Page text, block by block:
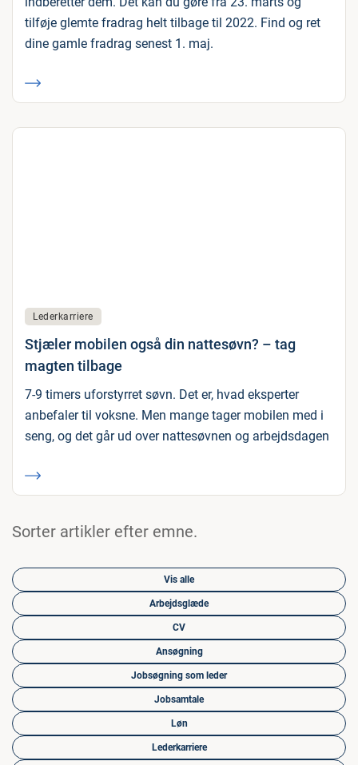
tilføje glemte fradrag helt tilbage til 2022. Find og ret
dine gamle fradrag senest 1. maj.
Lederkarriere
Stjæler mobilen også din nattesøvn? – tag
magten tilbage
7-9 timers uforstyrret søvn. Det er, hvad eksperter
anbefaler til voksne. Men mange tager mobilen med i
seng, og det går ud over nattesøvnen og arbejdsdagen
Sorter artikler efter emne.
Vis alle
Arbejdsglæde
CV
Ansøgning
Jobsøgning som leder
Jobsamtale
Løn
Lederkarriere